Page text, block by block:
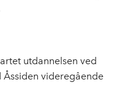
utdannelsen ved
videregående